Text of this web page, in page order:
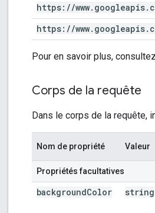
https: //www. googleapis.
https: //www. googleapis.
Pour en savoir plus,
Corps de la requête
Dans le corps de la requête,
Nom de propriété Valeur
Propriétés facultatives
backgroundColor string